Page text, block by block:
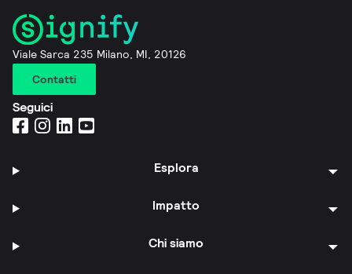
Viale Sarca 235 Milano, MI, 20126
Contatti
Seguici
Esplora
Impatto
Chi siamo